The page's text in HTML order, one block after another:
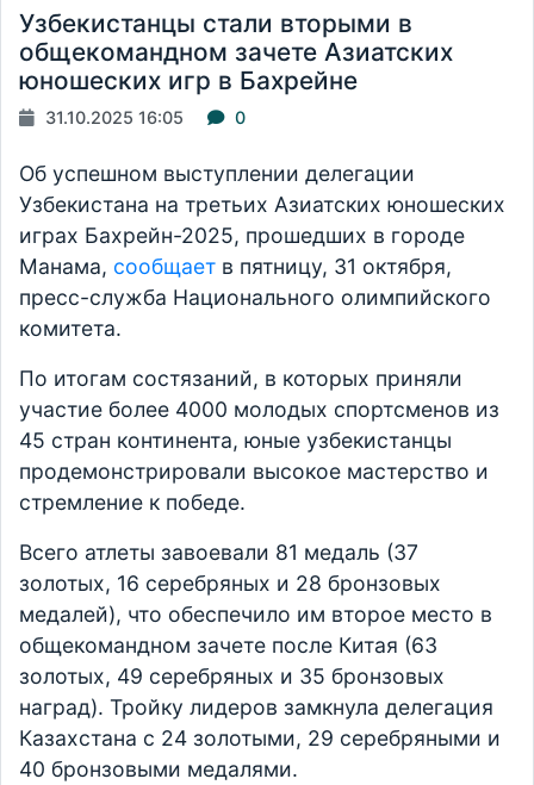
Узбекистанцы стали вторыми в
общекомандном зачете Азиатских
юношеских игр в Бахрейне
31.10.2025 16:05 0
Об успешном выступлении делегации
Узбекистана на третьих Азиатских юношеских
играх Бахрейн-2025, прошедших в городе
Манама, сообщает в пятницу, 31 октября,
пресс-служба Национального олимпийского
комитета.
По итогам состязаний, в которых приняли
участие более 4000 молодых спортсменов из
45 стран континента, юные узбекистанцы
продемонстрировали высокое мастерство и
стремление к победе.
Всего атлеты завоевали 81 медаль (37
золотых, 16 серебряных и 28 бронзовых
медалей), что обеспечило им второе место в
общекомандном зачете после Китая (63
золотых, 49 серебряных и 35 бронзовых
наград). Тройку лидеров замкнула делегация
Казахстана с 24 золотыми, 29 серебряными и
40 бронзовыми медалями.